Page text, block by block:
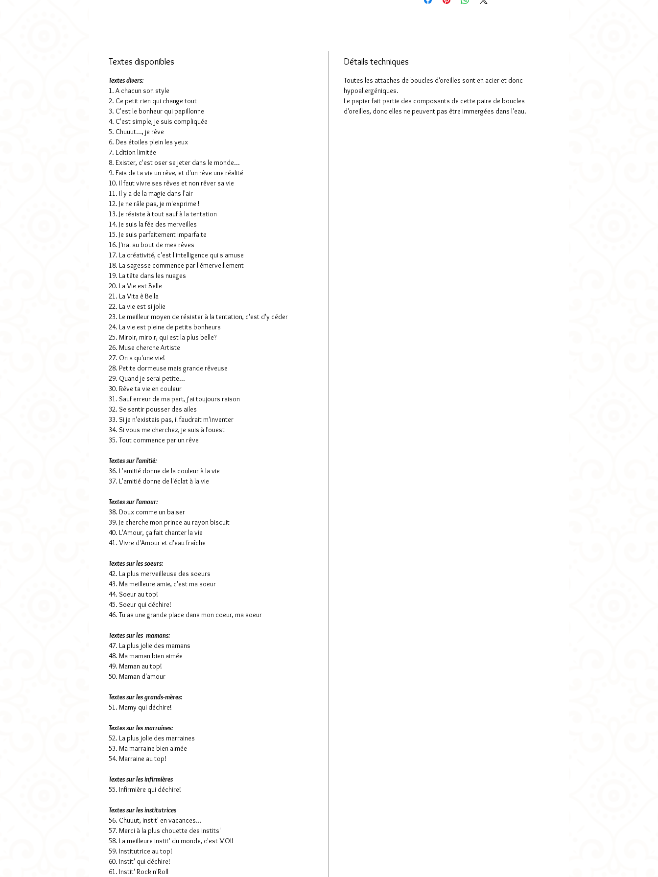
(hypoallergénique), verre et papier.
Textes disponibles
Textes divers:
1. A chacun son style
2. Ce petit rien qui change tout
3. C'est le bonheur qui papillonne
4. C'est simple, je suis compliquée
5. Chuuut..., je rêve
6. Des étoiles plein les yeux
7. Edition limitée
8. Exister, c'est oser se jeter dans le monde...
9. Fais de ta vie un rêve, et d'un rêve une réalité
10. Il faut vivre ses rêves et non rêver sa vie
11. Il y a de la magie dans l'air
12. Je ne râle pas, je m'exprime !
13. Je résiste à tout sauf à la tentation
14. Je suis la fée des merveilles
15. Je suis parfaitement imparfaite
16. J'irai au bout de mes rêves
17. La créativité, c'est l'intelligence qui s'amuse
18. La sagesse commence par l'émerveillement
19. La tête dans les nuages
20. La Vie est Belle
21. La Vita è Bella
22. La vie est si jolie
23. Le meilleur moyen de résister à la tentation, c'est d'y céder
24. La vie est pleine de petits bonheurs
25. Miroir, miroir, qui est la plus belle?
26. Muse cherche Artiste
27. On a qu'une vie!
28. Petite dormeuse mais grande rêveuse
29. Quand je serai petite...
30. Rêve ta vie en couleur
31. Sauf erreur de ma part, j'ai toujours raison
32. Se sentir pousser des ailes
33. Si je n'existais pas, il faudrait m'inventer
34. Si vous me cherchez, je suis à l'ouest
35. Tout commence par un rêve
Textes sur l'amitié:
36. L'amitié donne de la couleur à la vie
37. L'amitié donne de l'éclat à la vie
Textes sur l'amour:
38. Doux comme un baiser
39. Je cherche mon prince au rayon biscuit
40. L'Amour, ça fait chanter la vie
41. Vivre d'Amour et d'eau fraîche
Textes sur les soeurs:
42. La plus merveilleuse des soeurs
43. Ma meilleure amie, c'est ma soeur
44. Soeur au top!
45. Soeur qui déchire!
46. Tu as une grande place dans mon coeur, ma soeur
Textes sur les mamans:
47. La plus jolie des mamans
48. Ma maman bien aimée
49. Maman au top!
50. Maman d'amour
Textes sur les grands-mères:
51. Mamy qui déchire!
Textes sur les marraines:
52. La plus jolie des marraines
53. Ma marraine bien aimée
54. Marraine au top!
Textes sur les infirmières
55. Infirmière qui déchire!
Textes sur les institutrices
56. Chuuut, instit' en vacances...
57. Merci à la plus chouette des instits'
58. La meilleure instit' du monde, c'est MOI!
59. Institutrice au top!
60. Instit' qui déchire!
61. Instit' Rock'n'Roll
Détails techniques
Toutes les attaches de boucles d'oreilles sont en acier et donc
hypoallergéniques.
Le papier fait partie des composants de cette paire de boucles
d'oreilles, donc elles ne peuvent pas être immergées dans l'eau.